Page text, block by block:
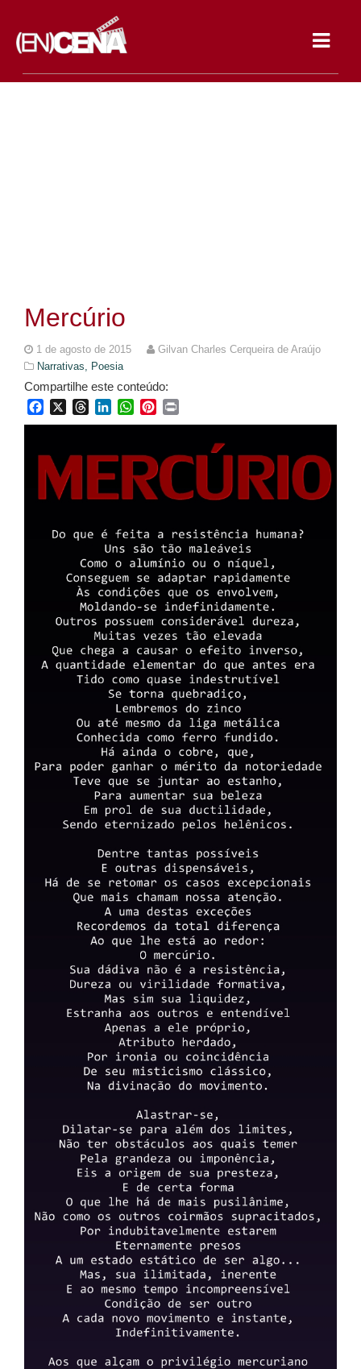
Mercúrio
1 de agosto de 2015
Gilvan Charles Cerqueira de Araújo
Narrativas, Poesia
Compartilhe este conteúdo:
FacebookThreadsLinkedInWhatsApp
Pinterest